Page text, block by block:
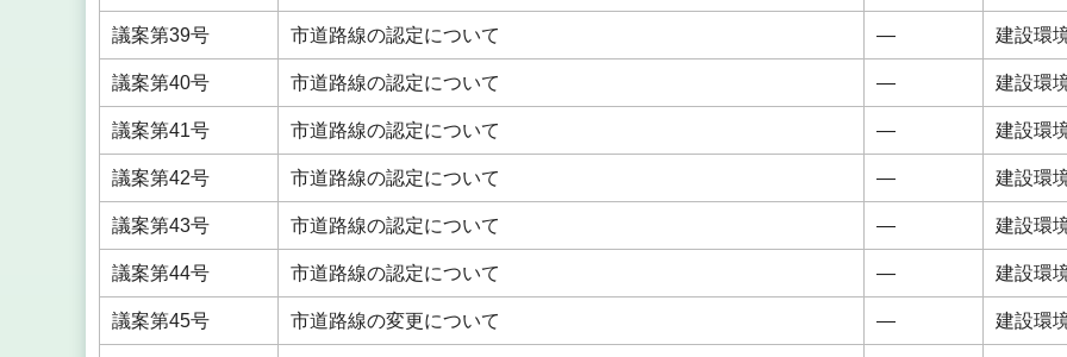
議案第39号 市道路線の認定について ― 建設環
議案第40号 市道路線の認定について ― 建設環
議案第41号 市道路線の認定について ― 建設環
議案第42号 市道路線の認定について ― 建設環
議案第43号 市道路線の認定について ― 建設環
議案第44号 市道路線の認定について ― 建設環
議案第45号 市道路線の変更について ― 建設環